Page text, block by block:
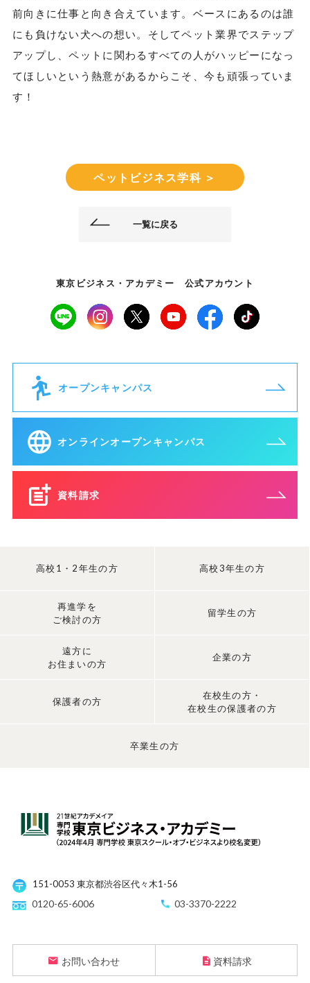
前向きに仕事と向き合えています。ベースにあるのは誰
にも負けない犬への想い。そしてペット業界でステップ
アップし、ペットに関わるすべての人がハッピーになっ
てほしいという熱意があるからこそ、今も頑張っていま
す！
ペットビジネス学科 ＞
一覧に戻る
東京ビジネス・アカデミー 公式アカウント
オープンキャンパス
オンラインオープンキャンパス
資料請求
高校1・2年生の方 高校3年生の方
再進学を
ご検討の方
留学生の方
遠方に
お住まいの方
企業の方
保護者の方
在校生の方・
在校生の保護者の方
卒業生の方
151-0053 東京都渋谷区代々木1-56
0120-65-6006 03-3370-2222
お問い合わせ 資料請求